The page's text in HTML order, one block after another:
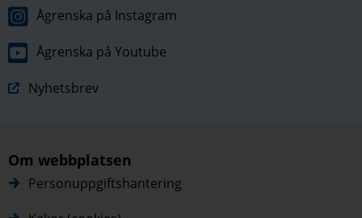
Ågrenska på Instagram
Ågrenska på Youtube
Nyhetsbrev
Om webbplatsen
Personuppgiftshantering